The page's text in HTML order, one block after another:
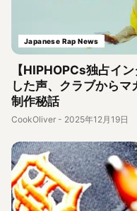
Japanese Rap News
【HIPHOPCs独占イ
した声、クラブから
制作秘話
CookOliver - 2025年12月19日